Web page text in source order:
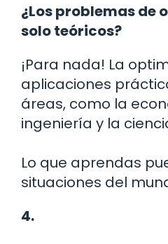
¿Los problemas de
solo teóricos?
¡Para nada! La
aplicaciones
áreas, como la
ingeniería y la
Lo que aprendas
situaciones del
4.